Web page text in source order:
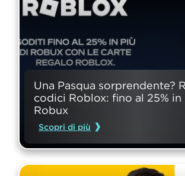
Una Pasqua sorprendente?
codici Roblox: fino al 25% in
Robux
Scopri di più